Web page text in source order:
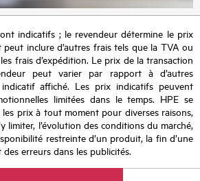
indicatifs ; le revendeur détermine le prix
inclure d’autres frais tels que la TVA ou
frais d’expédition. Le prix de la transaction
peut varier par rapport à d’autres
affiché. Les prix indicatifs peuvent
limitées dans le temps. HPE se
les prix à tout moment pour diverses raisons,
limiter, l’évolution des conditions du marché,
restreinte d’un produit, la fin d’une
erreurs dans les publicités.